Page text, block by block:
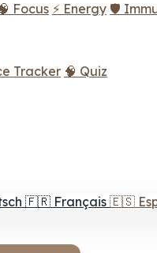
Focus ⚡ Energy 🛡️
Tracker 🧠 Quiz
🇫🇷 Français 🇪🇸